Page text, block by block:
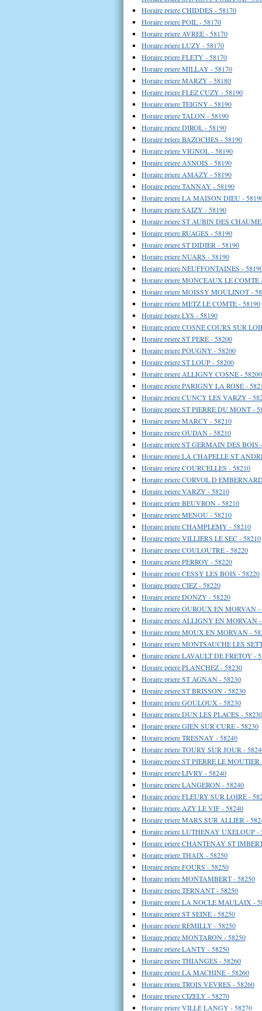
Horaire priere CHIDDES - 58170
Horaire priere POIL - 58170
Horaire priere AVREE - 58170
Horaire priere LUZY - 58170
Horaire priere FLETY - 58170
Horaire priere MILLAY - 58170
Horaire priere MARZY - 58180
Horaire priere FLEZ CUZY - 58190
Horaire priere TEIGNY - 58190
Horaire priere TALON - 58190
Horaire priere DIROL - 58190
Horaire priere BAZOCHES - 58190
Horaire priere VIGNOL - 58190
Horaire priere ASNOIS - 58190
Horaire priere AMAZY - 58190
Horaire priere TANNAY - 58190
Horaire priere LA MAISON DIEU -
Horaire priere SAIZY - 58190
Horaire priere ST AUBIN DES
Horaire priere RUAGES - 58190
Horaire priere ST DIDIER - 58190
Horaire priere NUARS - 58190
Horaire priere NEUFFONTAINES -
Horaire priere MONCEAUX LE COMTE
Horaire priere MOISSY MOULINOT -
Horaire priere METZ LE COMTE - 58190
Horaire priere LYS - 58190
Horaire priere COSNE COURS SUR
Horaire priere ST PERE - 58200
Horaire priere POUGNY - 58200
Horaire priere ST LOUP - 58200
Horaire priere ALLIGNY COSNE - 58200
Horaire priere PARIGNY LA ROSE -
Horaire priere CUNCY LES VARZY -
Horaire priere ST PIERRE DU MONT -
Horaire priere MARCY - 58210
Horaire priere OUDAN - 58210
Horaire priere ST GERMAIN DES BOIS
Horaire priere LA CHAPELLE ST
Horaire priere COURCELLES - 58210
Horaire priere CORVOL D
Horaire priere VARZY - 58210
Horaire priere BEUVRON - 58210
Horaire priere MENOU - 58210
Horaire priere CHAMPLEMY - 58210
Horaire priere VILLIERS LE SEC - 58210
Horaire priere COULOUTRE - 58220
Horaire priere PERROY - 58220
Horaire priere CESSY LES BOIS - 58220
Horaire priere CIEZ - 58220
Horaire priere DONZY - 58220
Horaire priere OUROUX EN MORVAN -
Horaire priere ALLIGNY EN MORVAN -
Horaire priere MOUX EN MORVAN -
Horaire priere MONTSAUCHE LES
Horaire priere LAVAULT DE FRETOY -
Horaire priere PLANCHEZ - 58230
Horaire priere ST AGNAN - 58230
Horaire priere ST BRISSON - 58230
Horaire priere GOULOUX - 58230
Horaire priere DUN LES PLACES - 58230
Horaire priere GIEN SUR CURE - 58230
Horaire priere TRESNAY - 58240
Horaire priere TOURY SUR JOUR -
Horaire priere ST PIERRE LE MOUTIER
Horaire priere LIVRY - 58240
Horaire priere LANGERON - 58240
Horaire priere FLEURY SUR LOIRE -
Horaire priere AZY LE VIF - 58240
Horaire priere MARS SUR ALLIER -
Horaire priere LUTHENAY UXELOUP -
Horaire priere CHANTENAY ST
Horaire priere THAIX - 58250
Horaire priere FOURS - 58250
Horaire priere MONTAMBERT - 58250
Horaire priere TERNANT - 58250
Horaire priere LA NOCLE MAULAIX -
Horaire priere ST SEINE - 58250
Horaire priere REMILLY - 58250
Horaire priere MONTARON - 58250
Horaire priere LANTY - 58250
Horaire priere THIANGES - 58260
Horaire priere LA MACHINE - 58260
Horaire priere TROIS VEVRES - 58260
Horaire priere CIZELY - 58270
Horaire priere VILLE LANGY - 58270